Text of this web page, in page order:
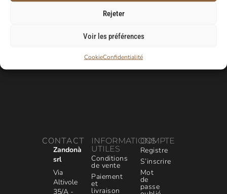
Rejeter
Voir les préférences
CookieConfidentialité
CONTACT
Zandonà
srl
Via
Altivole
35/A -
INFORMATIONS
UTILES
Conditions
de vente
Paiement
et
livraison
COMPTE
Registre
S’inscrire
Mot
de
passe